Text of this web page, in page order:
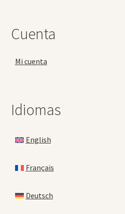
Cuenta
Mi cuenta
Idiomas
English
Français
Deutsch